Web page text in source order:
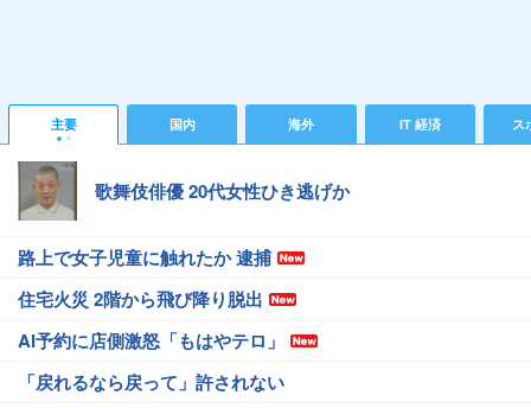
主要 国内 海外 IT 経済 ス
歌舞伎俳優 20代女性ひき逃げか
路上で女子児童に触れたか 逮捕
住宅火災 2階から飛び降り脱出
AI予約に店側激怒「もはやテロ」
「戻れるなら戻って」許されない